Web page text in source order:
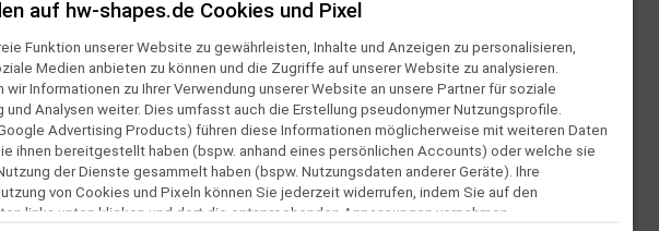
SPF50+
Stick Solaire
Greenbush Organic Vegane Seife
auf hw-shapes.de Cookies und Pixel
Funktion unserer Website zu gewährleisten, Inhalte und Anzeigen zu personalisieren,
Medien anbieten zu können und die Zugriffe auf unserer Website zu analysieren.
Informationen zu Ihrer Verwendung unserer Website an unsere Partner für soziale
und Analysen weiter. Dies umfasst auch die Erstellung pseudonymer Nutzungsprofile.
Advertising Products) führen diese Informationen möglicherweise mit weiteren Daten
ihnen bereitgestellt haben (bspw. anhand eines persönlichen Accounts) oder welche sie
der Dienste gesammelt haben (bspw. Nutzungsdaten anderer Geräte). Ihre
von Cookies und Pixeln können Sie jederzeit widerrufen, indem Sie auf den
links unten klicken und dort die entsprechenden Anpassungen vornehmen.